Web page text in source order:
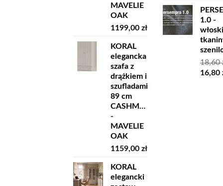
MAVELIE
OAK
1199,00 zł
KORAL
elegancka
szafa z
drążkiem i
szufladami
89 cm
CASHMERE
-
MAVELIE
OAK
1159,00 zł
KORAL
elegancki
45,00
1.0 -
18,60
16,80